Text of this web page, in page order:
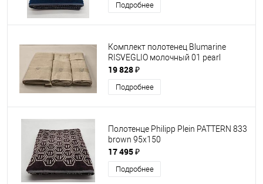
Подробнее
Комплект полотенец Blumarine
RISVEGLIO молочный 01 pearl
19 828 ₽
Подробнее
Полотенце Philipp Plein PATTERN 833
brown 95х150
17 495 ₽
Подробнее